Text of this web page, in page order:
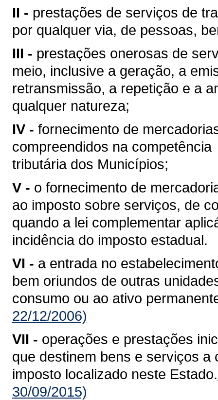
II - prestações de serviços de
por qualquer via, de pessoas,
III - prestações onerosas de
meio, inclusive a geração, a
retransmissão, a repetição e a
qualquer natureza;
IV - fornecimento de
compreendidos na competência
tributária dos Municípios;
V - o fornecimento de
ao imposto sobre serviços, de
quando a lei complementar
incidência do imposto estadual.
VI - a entrada no
bem oriundos de outras
consumo ou ao ativo
22/12/2006)
VII - operações e prestações
que destinem bens e serviços a
imposto localizado neste Estado.
30/09/2015)